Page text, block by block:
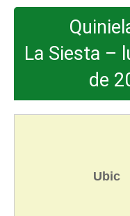
La Siesta –
de
Ubic